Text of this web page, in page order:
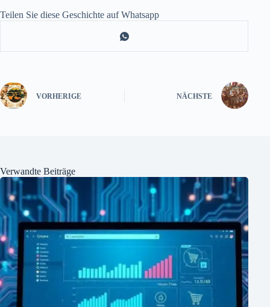
Teilen Sie diese Geschichte auf Whatsapp
VORHERIGE NÄCHSTE
Verwandte Beiträge